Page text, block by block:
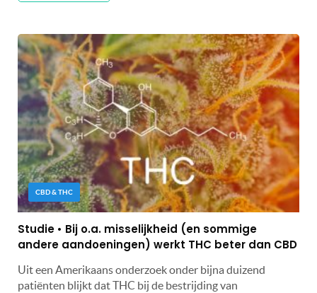
CBD & THC
Studie • Bij o.a. misselijkheid (en sommige
andere aandoeningen) werkt THC beter dan CBD
Uit een Amerikaans onderzoek onder bijna duizend
patiënten blijkt dat THC bij de bestrijding van